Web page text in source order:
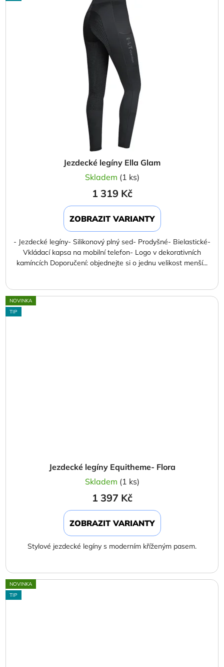
Jezdecké legíny Ella Glam
Skladem (1 ks)
1 319 Kč
ZOBRAZIT VARIANTY
- Jezdecké legíny- Silikonový plný sed- Prodyšné- Bielastické-
Vkládací kapsa na mobilní telefon- Logo v dekorativních
kamíncích Doporučení: objednejte si o jednu velikost menší...
NOVINKA
TIP
Jezdecké legíny Equitheme- Flora
Skladem (1 ks)
1 397 Kč
ZOBRAZIT VARIANTY
Stylové jezdecké legíny s moderním kříženým pasem.
NOVINKA
TIP